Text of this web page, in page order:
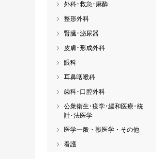
外科･救急･麻酔
整形外科
腎臓･泌尿器
皮膚･形成外科
眼科
耳鼻咽喉科
歯科･口腔外科
公衆衛生･疫学･緩和医療･統
計･法医学
医学一般・獣医学・その他
看護